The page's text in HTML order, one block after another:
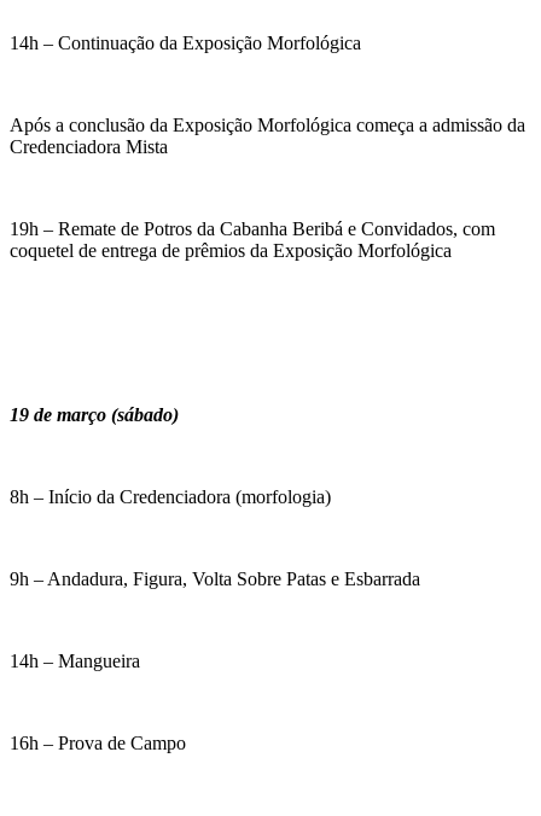
14h – Continuação da Exposição Morfológica
Após a conclusão da Exposição Morfológica começa a admissão da
Credenciadora Mista
19h – Remate de Potros da Cabanha Beribá e Convidados, com
coquetel de entrega de prêmios da Exposição Morfológica
19 de março (sábado)
8h – Início da Credenciadora (morfologia)
9h – Andadura, Figura, Volta Sobre Patas e Esbarrada
14h – Mangueira
16h – Prova de Campo